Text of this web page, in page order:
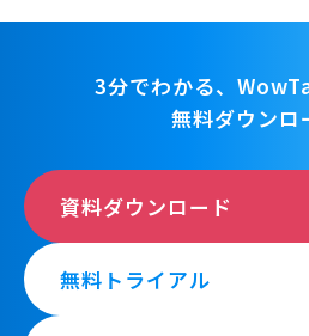
3分でわかる、
無料ダウンロ
資料ダウンロード
無料トライアル